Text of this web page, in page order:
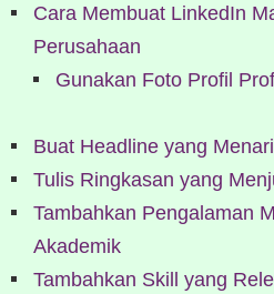
Cara Membuat LinkedIn
Perusahaan
Gunakan Foto Profil
Buat Headline yang
Tulis Ringkasan yang
Tambahkan Pengalaman
Akademik
Tambahkan Skill yang